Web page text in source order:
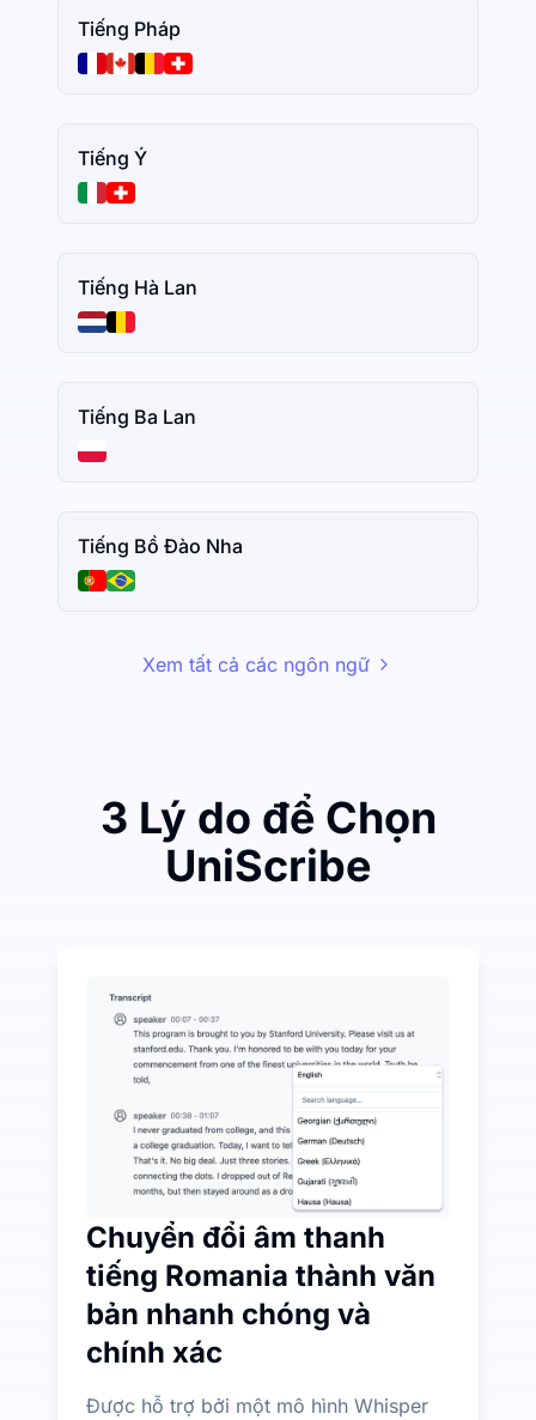
Tiếng Pháp
Tiếng Ý
Tiếng Hà Lan
Tiếng Ba Lan
Tiếng Bồ Đào Nha
Xem tất cả các ngôn ngữ
3 Lý do để Chọn
UniScribe
UniScribe cung cấp 120 phút phiên âm miễn phí
Nhiều tính năng AI có sẵn ngoài chuyển đổi âm
Tự động tạo ra các tóm tắt, sơ đồ tư duy và điểm
Chuyển đổi âm thanh
tiếng Romania thành văn
bản nhanh chóng và
chính xác
Được hỗ trợ bởi một mô hình Whisper